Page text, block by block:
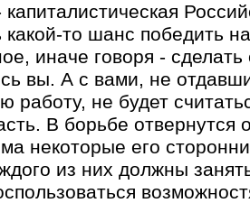
капиталистическая
какой-то шанс победить
иначе говоря -
вы. А с вами, не
работу, не будет
В борьбе отвернутся
некоторые его
из них должны